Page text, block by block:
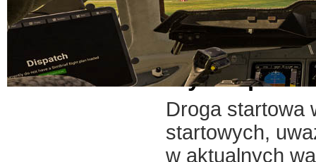
Wybór pasa
Droga startowa
startowych,
w aktualnych